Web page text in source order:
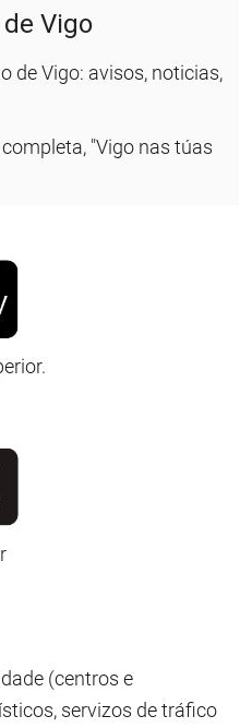
Vigo
de Vigo: avisos, noticias,
"Vigo nas túas
(centros e
servizos de tráfico